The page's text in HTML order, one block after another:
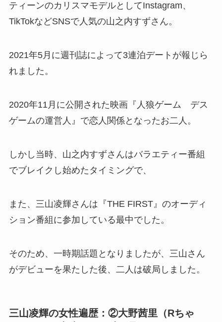
ティーンのカリスマモデルとしてInstagram、
TikTokなどSNSで人気の山之内すずさん。
2021年5月に週刊誌によって3連泊デートが報じら
れました。
2020年11月に公開された映画『人狼ゲーム デス
ゲームの運営人』で恋人関係となったお二人。
しかし当時、山之内すずさんはバラエティー番組
でブレイクし始めたタイミングで、
また、三山凌輝さんは『THE FIRST』のオーディ
ション番組に参加している最中でした。
そのため、一時期話題となりましたが、三山さん
がデビューを果たした後、二人は破局しました。
三山凌輝の女性遍歴：②大野茜里（Rちゃ